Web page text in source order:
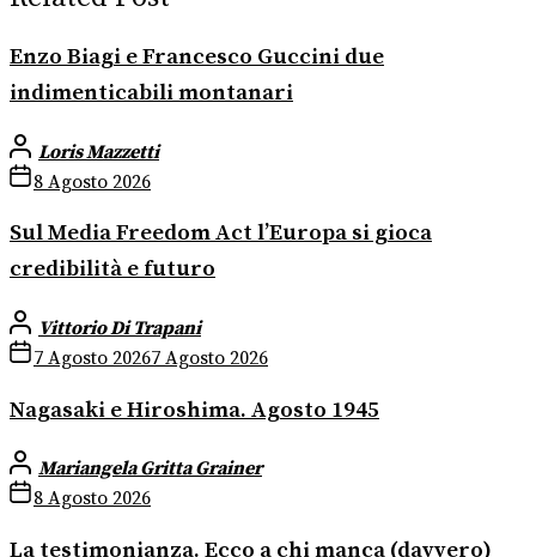
Enzo Biagi e Francesco Guccini due
indimenticabili montanari
Loris Mazzetti
8 Agosto 2026
Sul Media Freedom Act l’Europa si gioca
credibilità e futuro
Vittorio Di Trapani
7 Agosto 20267 Agosto 2026
Nagasaki e Hiroshima. Agosto 1945
Mariangela Gritta Grainer
8 Agosto 2026
La testimonianza. Ecco a chi manca (davvero)